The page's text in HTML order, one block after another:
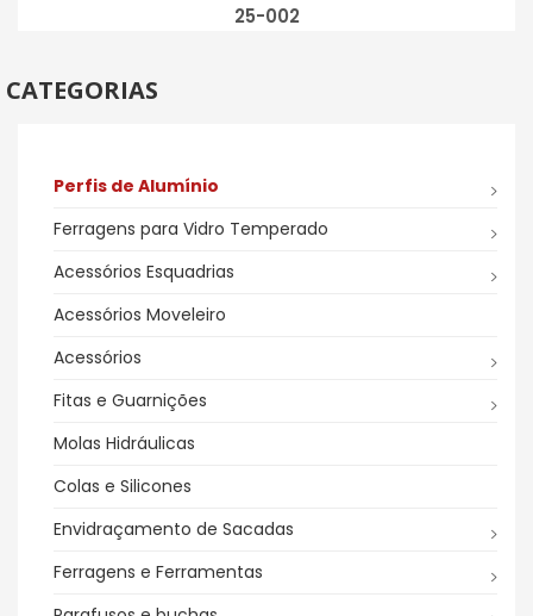
CATEGORIAS
Perfis de Alumínio
Ferragens para Vidro Temperado
Acessórios Esquadrias
Acessórios Moveleiro
Acessórios
Fitas e Guarnições
Molas Hidráulicas
Colas e Silicones
Envidraçamento de Sacadas
Ferragens e Ferramentas
25-002